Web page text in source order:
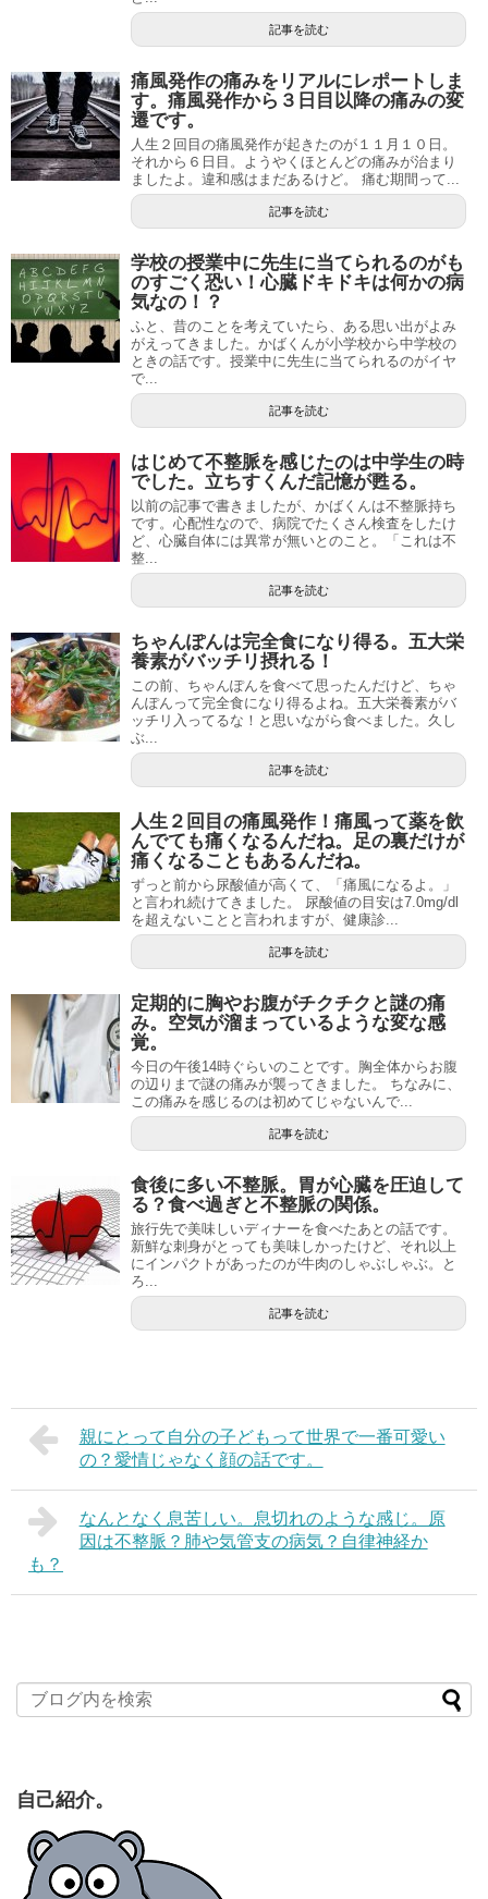
記事を読む
痛風発作の痛みをリアルにレポートしま
す。痛風発作から３日目以降の痛みの変
遷です。
人生２回目の痛風発作が起きたのが１１月１０日。
それから６日目。ようやくほとんどの痛みが治まり
ましたよ。違和感はまだあるけど。 痛む期間って...
記事を読む
学校の授業中に先生に当てられるのがも
のすごく恐い！心臓ドキドキは何かの病
気なの！？
ふと、昔のことを考えていたら、ある思い出がよみ
がえってきました。かばくんが小学校から中学校の
ときの話です。授業中に先生に当てられるのがイヤ
で...
記事を読む
はじめて不整脈を感じたのは中学生の時
でした。立ちすくんだ記憶が甦る。
以前の記事で書きましたが、かばくんは不整脈持ち
です。心配性なので、病院でたくさん検査をしたけ
ど、心臓自体には異常が無いとのこと。「これは不
整...
記事を読む
ちゃんぽんは完全食になり得る。五大栄
養素がバッチリ摂れる！
この前、ちゃんぽんを食べて思ったんだけど、ちゃ
んぽんって完全食になり得るよね。五大栄養素がバ
ッチリ入ってるな！と思いながら食べました。久し
ぶ...
記事を読む
人生２回目の痛風発作！痛風って薬を飲
んでても痛くなるんだね。足の裏だけが
痛くなることもあるんだね。
ずっと前から尿酸値が高くて、「痛風になるよ。」
と言われ続けてきました。 尿酸値の目安は7.0mg/dl
を超えないことと言われますが、健康診...
記事を読む
定期的に胸やお腹がチクチクと謎の痛
み。空気が溜まっているような変な感
覚。
今日の午後14時ぐらいのことです。胸全体からお腹
の辺りまで謎の痛みが襲ってきました。 ちなみに、
この痛みを感じるのは初めてじゃないんで...
記事を読む
食後に多い不整脈。胃が心臓を圧迫して
る？食べ過ぎと不整脈の関係。
旅行先で美味しいディナーを食べたあとの話です。
新鮮な刺身がとっても美味しかったけど、それ以上
にインパクトがあったのが牛肉のしゃぶしゃぶ。と
ろ...
記事を読む
親にとって自分の子どもって世界で一番可愛い
の？愛情じゃなく顔の話です。
なんとなく息苦しい。息切れのような感じ。原
因は不整脈？肺や気管支の病気？自律神経か
も？
自己紹介。